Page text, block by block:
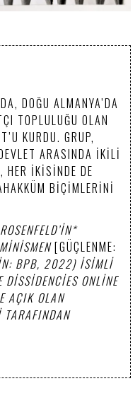
DOĞU ALMANYA’DA
TOPLULUĞU OLAN
KURDU. GRUP,
ARASINDA IKILI
HER IKISINDE DE
BIÇIMLERINI
[GÜÇLENME:
BPB, 2022) ISIMLI
DISSIDENCIES ONLINE
AÇIK OLAN